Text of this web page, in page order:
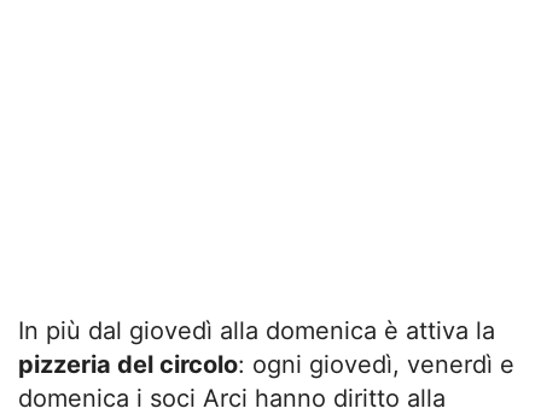
In più dal giovedì alla domenica è attiva la
pizzeria del circolo: ogni giovedì, venerdì e
domenica i soci Arci hanno diritto alla